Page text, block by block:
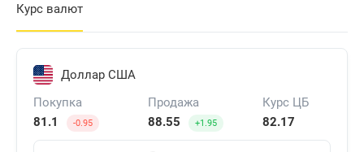
Курс валют
Доллар США
Покупка
Продажа
Курс ЦБ
81.1
-0.95 88.55 +1.95 82.17